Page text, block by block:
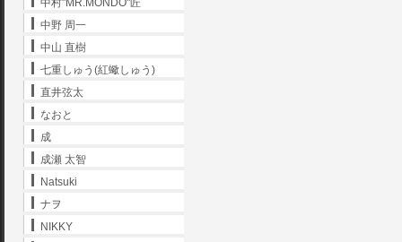
中村"MR.MONDO"匠
中野 周一
中山 直樹
七重しゅう(紅蠍しゅう)
直井弦太
なおと
成
成瀬 太智
Natsuki
ナヲ
NIKKY